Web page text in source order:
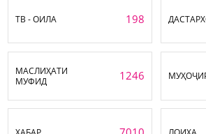
ТВ - ОИЛА 198
МАСЛИҲАТИ
МУФИД
1246